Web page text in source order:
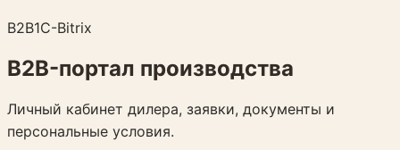
B2B1C-Bitrix
B2B-портал производства
Личный кабинет дилера, заявки, документы и
персональные условия.